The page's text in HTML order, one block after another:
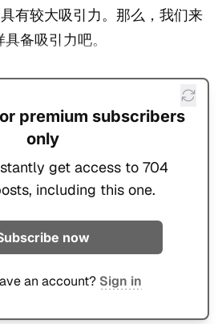
有较大吸引力。那么，我们来
备吸引力吧。
premium subscribers
only
get access to 704
including this one.
now
an account? Sign in